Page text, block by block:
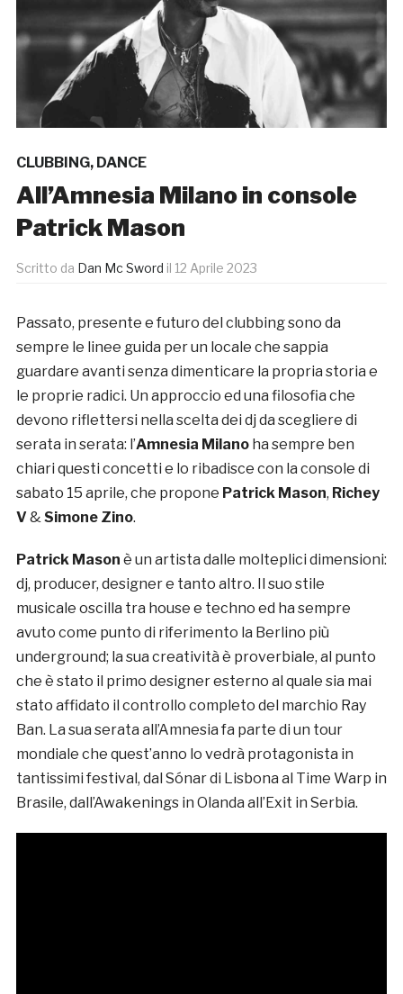
CLUBBING, DANCE
All’Amnesia Milano in console
Patrick Mason
Scritto da Dan Mc Sword il 12 Aprile 2023
Passato, presente e futuro del clubbing sono da
sempre le linee guida per un locale che sappia
guardare avanti senza dimenticare la propria storia e
le proprie radici. Un approccio ed una filosofia che
devono riflettersi nella scelta dei dj da scegliere di
serata in serata: l’Amnesia Milano ha sempre ben
chiari questi concetti e lo ribadisce con la console di
sabato 15 aprile, che propone Patrick Mason, Richey
V&Simone Zino.
Patrick Mason è un artista dalle molteplici dimensioni:
dj, producer, designer e tanto altro. Il suo stile
musicale oscilla tra house e techno ed ha sempre
avuto come punto di riferimento la Berlino più
underground; la sua creatività è proverbiale, al punto
che è stato il primo designer esterno al quale sia mai
stato affidato il controllo completo del marchio Ray
Ban. La sua serata all’Amnesia fa parte di un tour
mondiale che quest’anno lo vedrà protagonista in
tantissimi festival, dal Sónar di Lisbona al Time Warp in
Brasile, dall’Awakenings in Olanda all’Exit in Serbia.